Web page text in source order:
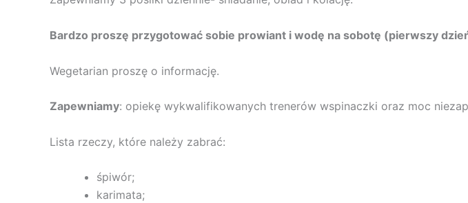
Bardzo proszę przygotować sobie prowiant i wodę na sobotę (pierwszy
Wegetarian proszę o informację.
Zapewniamy: opiekę wykwalifikowanych trenerów wspinaczki oraz moc
Lista rzeczy, które należy zabrać:
śpiwór;
karimata;